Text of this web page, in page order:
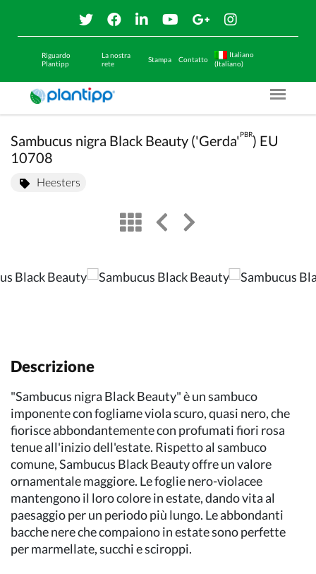
Riguardo
Plantipp
La nostra
rete
Stampa Contatto
Italiano
(Italiano)
Menu
Sambucus nigra Black Beauty ('Gerda' PBR) EU
10708
Heesters
viewleft arrow
right arrow
Descrizione
"Sambucus nigra Black Beauty" è un sambuco
imponente con fogliame viola scuro, quasi nero, che
fiorisce abbondantemente con profumati fiori rosa
tenue all'inizio dell'estate. Rispetto al sambuco
comune, Sambucus Black Beauty offre un valore
ornamentale maggiore. Le foglie nero-violacee
mantengono il loro colore in estate, dando vita al
paesaggio per un periodo più lungo. Le abbondanti
bacche nere che compaiono in estate sono perfette
per marmellate, succhi e sciroppi.